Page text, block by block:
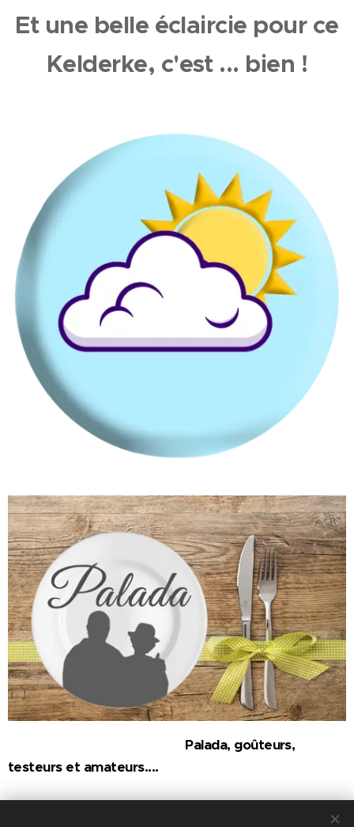
Et une belle éclaircie pour ce
Kelderke, c'est ... bien !
Palada, goûteurs,
testeurs et amateurs....